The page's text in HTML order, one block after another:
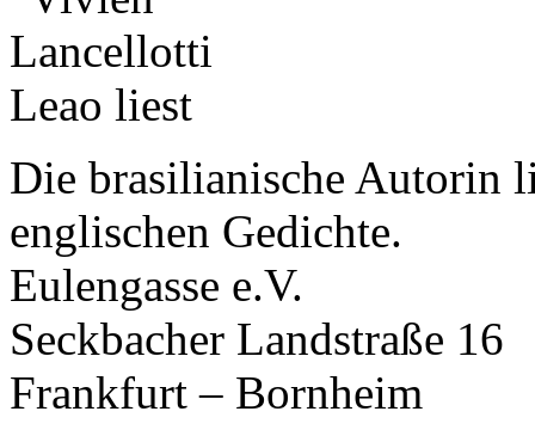
Die brasilianische Autorin
englischen Gedichte.
Eulengasse e.V.
Seckbacher Landstraße 16
Frankfurt – Bornheim